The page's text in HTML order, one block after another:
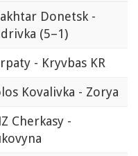
Donetsk -
(5–1)
- Kryvbas KR
Kovalivka - Zorya
Cherkasy -